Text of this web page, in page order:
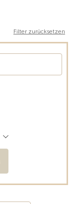
Filter zurücksetzen